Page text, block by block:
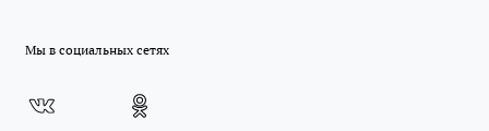
Мы в социальных сетях